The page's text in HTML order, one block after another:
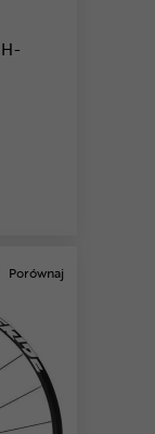
Porównaj